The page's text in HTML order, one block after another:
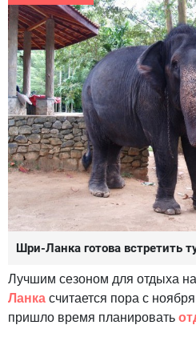
Шри-Ланка готова встретить
Лучшим сезоном для отдыха
Ланка считается пора с
пришло время планировать